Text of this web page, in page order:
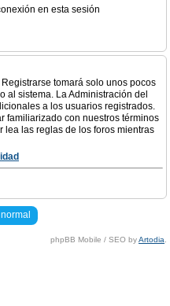
en esta sesión
tomará solo unos pocos
al sistema. La Administración del
a los usuarios registrados.
familiarizado con nuestros términos
lea las reglas de los foros mientras
phpBB Mobile / SEO byArtodia